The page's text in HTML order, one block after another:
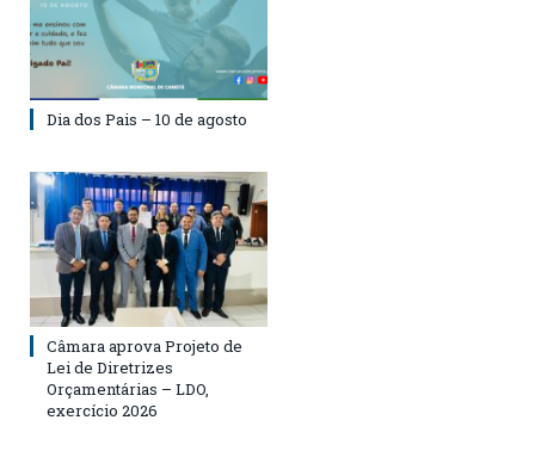
Dia dos Pais – 10 de agosto
Câmara aprova Projeto de
Lei de Diretrizes
Orçamentárias – LDO,
exercício 2026